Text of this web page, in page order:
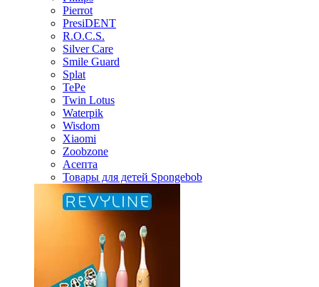
Pierrot
PresiDENT
R.O.C.S.
Silver Care
Smile Guard
Splat
TePe
Twin Lotus
Waterpik
Wisdom
Xiaomi
Zoobzone
Асепта
Товары для детей Spongebob